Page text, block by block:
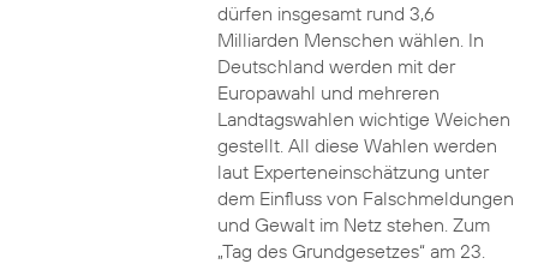
dürfen insgesamt rund 3,6
Milliarden Menschen wählen. In
Deutschland werden mit der
Europawahl und mehreren
Landtagswahlen wichtige Weichen
gestellt. All diese Wahlen werden
laut Experteneinschätzung unter
dem Einfluss von Falschmeldungen
und Gewalt im Netz stehen. Zum
„Tag des Grundgesetzes“ am 23.